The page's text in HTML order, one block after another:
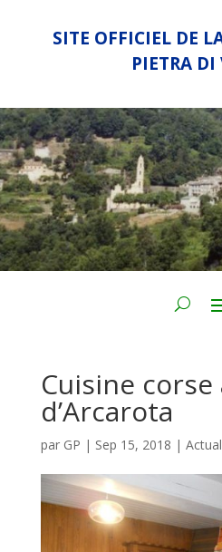
SITE OFFICIEL DE
PIETRA DI
Cuisine corse
d’Arcarota
par GP | Sep 15, 2018 |